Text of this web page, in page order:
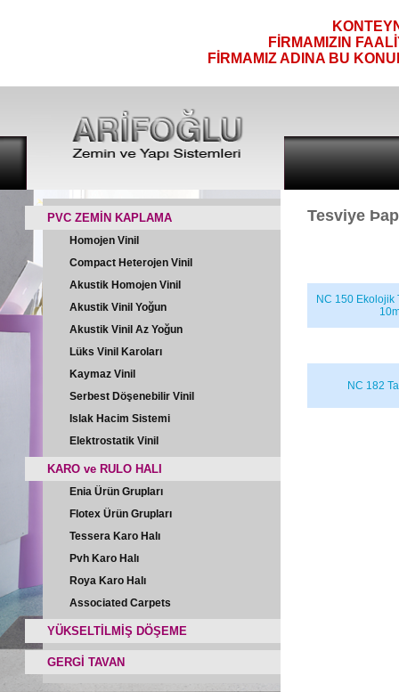
FİRMAMIZIN
FİRMAMIZ ADINA BU
PVC ZEMİN KAPLAMA
Homojen Vinil
Compact Heterojen Vinil
Akustik Homojen Vinil
Akustik Vinil Yoğun
Akustik Vinil Az Yoğun
Lüks Vinil Karoları
Kaymaz Vinil
Serbest Döşenebilir Vinil
Islak Hacim Sistemi
Elektrostatik Vinil
KARO ve RULO HALI
Enia Ürün Grupları
Flotex Ürün Grupları
Tessera Karo Halı
Pvh Karo Halı
Roya Karo Halı
Associated Carpets
YÜKSELTİLMİŞ DÖŞEME
GERGİ TAVAN
Tesviye
NC 150 Ekolojik
NC 182